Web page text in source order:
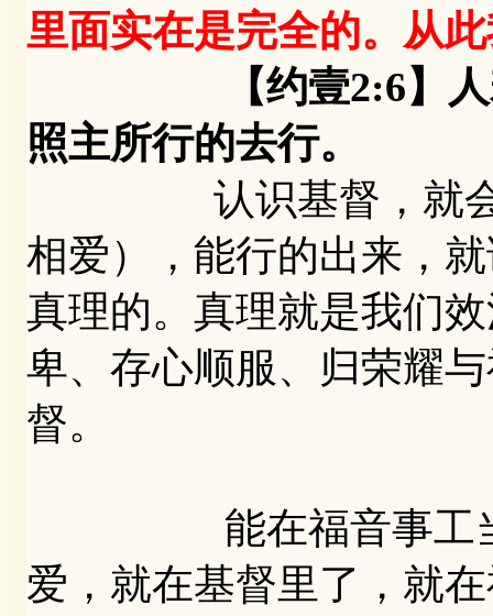
里面实在是完全的。从
【约壹2:6】人若
照主所行的去行。
认识基督，就会遵
相爱），能行的出来，
真理的。真理就是我们
卑、存心顺服、归荣耀
督。
能在福音事工当中
爱，就在基督里了，就